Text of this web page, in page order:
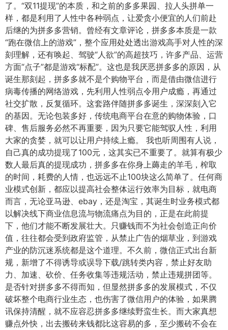
了。 “双11提现”的本质，和之前的多多果园、拉人头拼单一
样，都是利用了人性中各种弱点，让爱贪小便宜的人们前赴
后继的为拼多多营销。 曾经有文章评论，拼多多本质是一款
“跑在微信上的游戏”，整个应用处处透出游戏高手对人性的深
刻理解，还有唤起、驾驶“人欲”的高超技巧，许多产品、运营
方面“点子”都是游戏“标配”。 这也是我厌恶拼多多的原因，从
诞生那刻起，拼多多就不是个购物平台，而是借由微信进行
病毒传播的网络游戏，先利用人性弱点令用户成瘾，再通过
社交扩散，反复循环。 这套路伴随拼多多诞生，深深刻入它
的基因。无论包装多好，传统电商平台在意的购物体验，口
碑、售后服务必然不再重要，因为只要它能驾驭人性，利用
大家的贪婪，就可以让用户持续上瘾。 我也听周围有人说，
自己真的成功提现了100元，这其实已不重要了。就算有极少
数人最后真的提现成功，拼多多在你身上薅走的羊毛，榨取
的时间，耗费的人情，也远远不止100块这么简单了。 任何商
业模式创新，都应以提高社会整体运行效率为目标，就电商
而言，无论亚马逊、ebay，还是淘宝，其诞生时业务模式都
以解决线下商业信息流与物流痛点为目的，正是在此前提
下，他们才能不断发展壮大。 只赚钱而不为社会创造正向价
值，往往都会受到政府监管，从禁止广告的烟草业，到游戏
产业的防沉迷系统都是这个道理。 不久前，微信正式出台新
规，新增了不得诱导或误导下载/跳转类内容，禁止好友助
力、加速、砍价、任务收集等违规活动，禁止违规拼团等。
是否针对拼多多不得而知，但显然拼多多的发展模式，不仅
破坏整个电商行业生态，也伤害了微信用户的体验，如果腾
讯保持清醒，就不应容忍拼多多继续野蛮生长。 而大家真想
赚点外快，出去搬砖来钱都比这容易的多，至少搬砖不会在